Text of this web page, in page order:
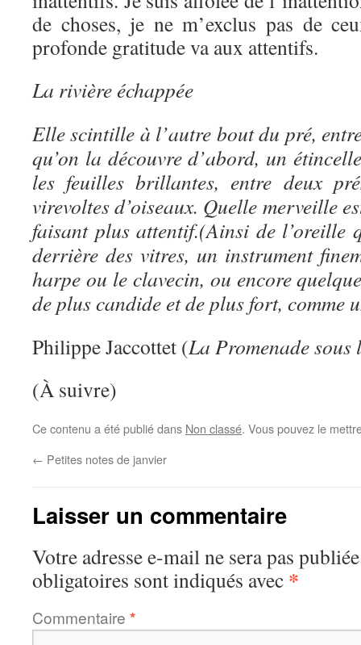
de choses, je ne m’exclus pas de
profonde gratitude va aux attentifs.
La rivière échappée
Elle scintille à l’autre bout du pré,
qu’on la découvre d’abord, un
les feuilles brillantes, entre deux
virevoltes d’oiseaux. Quelle merveille
faisant plus attentif.(Ainsi de l’oreille
derrière des vitres, un instrument
harpe ou le clavecin, ou encore
de plus candide et de plus fort, comme
Philippe Jaccottet (La Promenade sous
(À suivre)
Ce contenu a été publié dans Non classé. Vous pouvez le
← Petites notes de janvier
Laisser un commentaire
Votre adresse e-mail ne sera pas
obligatoires sont indiqués avec *
Commentaire *